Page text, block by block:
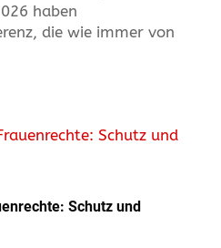
haben
die wie immer von
Schutz und